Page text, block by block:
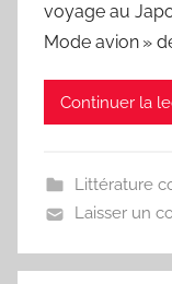
voyage au
Mode avion »
Continuer la
Littérature
Laisser un